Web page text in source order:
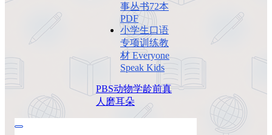
事丛书72本
PDF
小学生口语
专项训练教
材 Everyone
Speak Kids
PBS动物学龄前真
人 磨耳朵